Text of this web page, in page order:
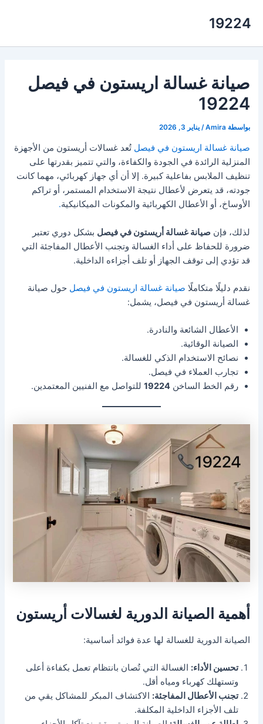
19224
صيانة غسالة اريستون في فيصل
19224
بواسطة Amira
/يناير 3, 2026
صيانة غسالة اريستون في فيصل تُعد غسالات أريستون من الأجهزة
المنزلية الرائدة في الجودة والكفاءة، والتي تتميز بقدرتها على
تنظيف الملابس بفاعلية كبيرة. إلا أن أي جهاز كهربائي، مهما كانت
جودته، قد يتعرض لأعطال نتيجة الاستخدام المستمر، أو تراكم
الأوساخ، أو الأعطال الكهربائية والمكونات الميكانيكية.
لذلك، فإنصيانة غسالة أريستون في فيصل بشكل دوري تعتبر
ضرورة للحفاظ على أداء الغسالة وتجنب الأعطال المفاجئة التي
قد تؤدي إلى توقف الجهاز أو تلف أجزاءه الداخلية.
نقدم دليلًا متكاملًا صيانة غسالة اريستون في فيصل حول صيانة
غسالة أريستون في فيصل، يشمل:
الأعطال الشائعة والنادرة.
الصيانة الوقائية.
نصائح الاستخدام الذكي للغسالة.
تجارب العملاء في فيصل.
رقم الخط الساخن19224 للتواصل مع الفنيين المعتمدين.
أهمية الصيانة الدورية لغسالات أريستون
الصيانة الدورية للغسالة لها عدة فوائد أساسية:
تحسين الأداء: الغسالة التي تُصان بانتظام تعمل بكفاءة أعلى
وتستهلك كهرباء ومياه أقل.
تجنب الأعطال المفاجئة: الاكتشاف المبكر للمشاكل يقي من
تلف الأجزاء الداخلية المكلفة.